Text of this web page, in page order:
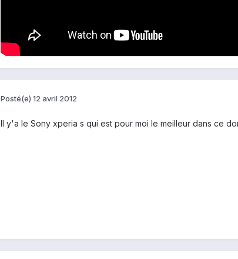
Posté(e) 12 avril 2012
Il y'a le Sony xperia s qui est pour moi le meilleur dans ce